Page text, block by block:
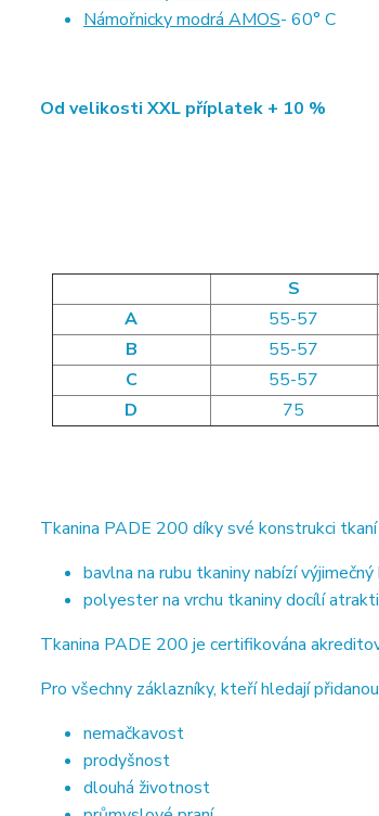
Námořnicky modrá AMOS- 60° C
Od velikosti XXL příplatek + 10 %
S
A
55-57
B
55-57
C
55-57
D
75
Tkanina PADE 200 díky své konstrukci
bavlna na rubu tkaniny nabízí
polyester na vrchu tkaniny docílí
Tkanina PADE 200 je certifikována
Pro všechny záklazníky, kteří hledají
nemačkavost
prodyšnost
dlouhá životnost